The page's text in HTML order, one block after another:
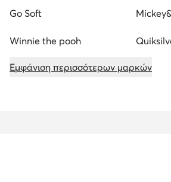
Go Soft
Winnie the pooh
Εμφάνιση περισσότερων μαρκών